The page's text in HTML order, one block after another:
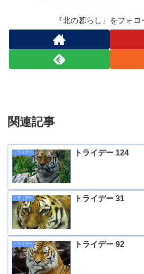
『北の暮らし』をフォロ
関連記事
トライデー トライデー 124
トライデー トライデー 31
トライデー トライデー 92